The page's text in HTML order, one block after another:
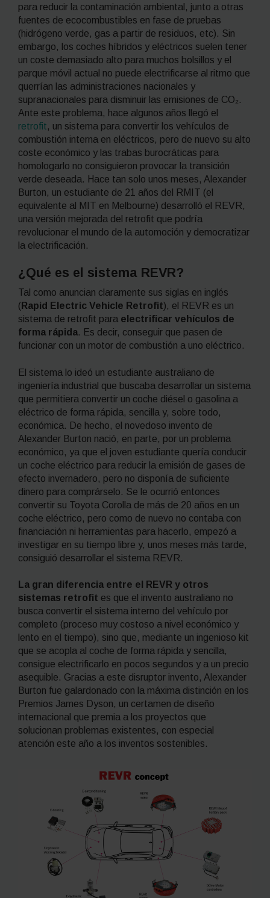
para reducir la contaminación ambiental, junto a otras
fuentes de ecocombustibles en fase de pruebas
(hidrógeno verde, gas a partir de residuos, etc). Sin
embargo, los coches híbridos y eléctricos suelen tener
un coste demasiado alto para muchos bolsillos y el
parque móvil actual no puede electrificarse al ritmo que
querrían las administraciones nacionales y
supranacionales para disminuir las emisiones de CO₂.
Ante este problema, hace algunos años llegó el
retrofit, un sistema para convertir los vehículos de
combustión interna en eléctricos, pero de nuevo su alto
coste económico y las trabas burocráticas para
homologarlo no consiguieron provocar la transición
verde deseada. Hace tan solo unos meses, Alexander
Burton, un estudiante de 21 años del RMIT (el
equivalente al MIT en Melbourne) desarrolló el REVR,
una versión mejorada del retrofit que podría
revolucionar el mundo de la automoción y democratizar
la electrificación.
¿Qué es el sistema REVR?
Tal como anuncian claramente sus siglas en inglés
(Rapid Electric Vehicle Retrofit), el REVR es un
sistema de retrofit para electrificar vehículos de
forma rápida. Es decir, conseguir que pasen de
funcionar con un motor de combustión a uno eléctrico.
El sistema lo ideó un estudiante australiano de
ingeniería industrial que buscaba desarrollar un sistema
que permitiera convertir un coche diésel o gasolina a
eléctrico de forma rápida, sencilla y, sobre todo,
económica. De hecho, el novedoso invento de
Alexander Burton nació, en parte, por un problema
económico, ya que el joven estudiante quería conducir
un coche eléctrico para reducir la emisión de gases de
efecto invernadero, pero no disponía de suficiente
dinero para comprárselo. Se le ocurrió entonces
convertir su Toyota Corolla de más de 20 años en un
coche eléctrico, pero como de nuevo no contaba con
financiación ni herramientas para hacerlo, empezó a
investigar en su tiempo libre y, unos meses más tarde,
consiguió desarrollar el sistema REVR.
La gran diferencia entre el REVR y otros
sistemas retrofit es que el invento australiano no
busca convertir el sistema interno del vehículo por
completo (proceso muy costoso a nivel económico y
lento en el tiempo), sino que, mediante un ingenioso kit
que se acopla al coche de forma rápida y sencilla,
consigue electrificarlo en pocos segundos y a un precio
asequible. Gracias a este disruptor invento, Alexander
Burton fue galardonado con la máxima distinción en los
Premios James Dyson, un certamen de diseño
internacional que premia a los proyectos que
solucionan problemas existentes, con especial
atención este año a los inventos sostenibles.